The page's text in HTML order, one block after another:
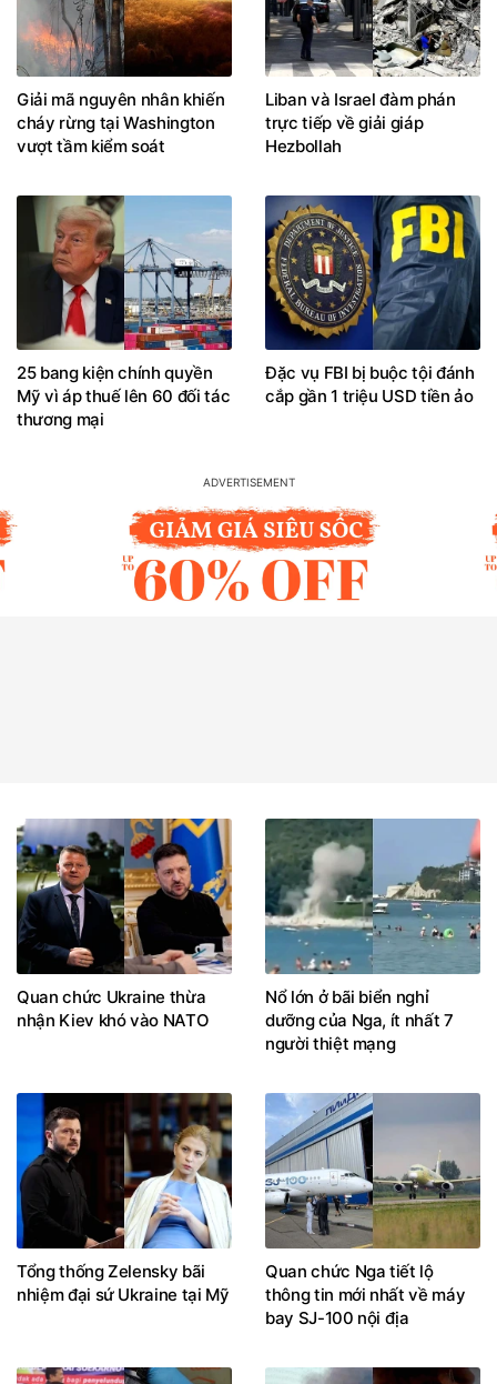
Giải mã nguyên nhân khiến
cháy rừng tại Washington
vượt tầm kiểm soát
Liban và Israel đàm phán
trực tiếp về giải giáp
Hezbollah
25 bang kiện chính quyền
Mỹ vì áp thuế lên 60 đối tác
thương mại
Đặc vụ FBI bị buộc tội đánh
cắp gần 1 triệu USD tiền ảo
Quan chức Ukraine thừa
nhận Kiev khó vào NATO
Nổ lớn ở bãi biển nghỉ
dưỡng của Nga, ít nhất 7
người thiệt mạng
Tổng thống Zelensky bãi
nhiệm đại sứ Ukraine tại Mỹ
Quan chức Nga tiết lộ
thông tin mới nhất về máy
bay SJ-100 nội địa